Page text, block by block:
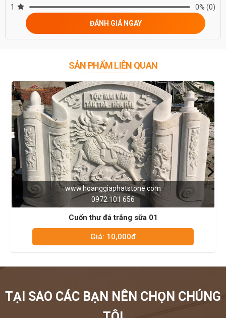
1
0% (0)
ĐÁNH GIÁ NGAY
SẢN PHẨM LIÊN QUAN
www.hoanggiaphatstone.com
0972 101 656
Cuốn thư đá trắng sữa 01
Giá: 10,000đ
TẠI SAO CÁC BẠN NÊN CHỌN CHÚNG